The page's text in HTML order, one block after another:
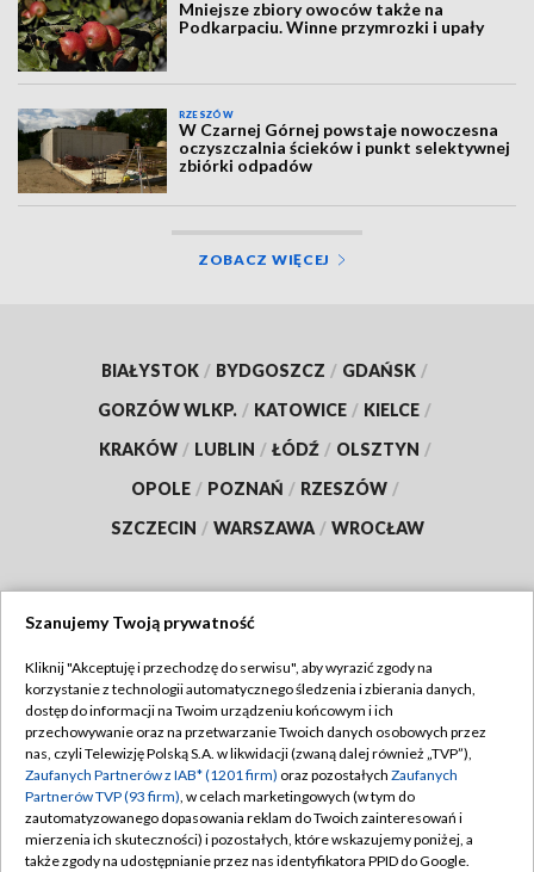
Mniejsze zbiory owoców także na
Podkarpaciu. Winne przymrozki i upały
RZESZÓW
W Czarnej Górnej powstaje nowoczesna
oczyszczalnia ścieków i punkt selektywnej
zbiórki odpadów
ZOBACZ WIĘCEJ
BIAŁYSTOK / BYDGOSZCZ / GDAŃSK /
GORZÓW WLKP. / KATOWICE / KIELCE /
KRAKÓW / LUBLIN / ŁÓDŹ / OLSZTYN /
OPOLE / POZNAŃ / RZESZÓW /
SZCZECIN / WARSZAWA / WROCŁAW
TVP
Abonament TVP
Emisja w TVP
Centrum informacji TVP
Naziemna Telewizja Cyfrowa
Regulamin TVP
Polityka prywatności
Moje zgody
Pomoc
Szanujemy Twoją prywatność
Kliknij "Akceptuję i przechodzę do serwisu", aby wyrazić zgody na
korzystanie z technologii automatycznego śledzenia i zbierania danych,
dostęp do informacji na Twoim urządzeniu końcowym i ich
przechowywanie oraz na przetwarzanie Twoich danych osobowych przez
nas, czyli Telewizję Polską S.A. w likwidacji (zwaną dalej również „TVP”),
Zaufanych Partnerów z IAB* (1201 firm) oraz pozostałych Zaufanych
Partnerów TVP (93 firm), w celach marketingowych (w tym do
zautomatyzowanego dopasowania reklam do Twoich zainteresowań i
mierzenia ich skuteczności) i pozostałych, które wskazujemy poniżej, a
także zgody na udostępnianie przez nas identyfikatora PPID do Google.